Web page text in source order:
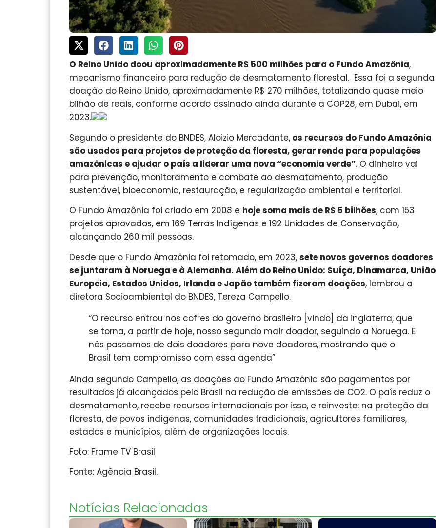
O Reino Unido doou aproximadamente R$ 500 milhões para o Fundo Amazônia,
mecanismo financeiro para redução de desmatamento florestal. Essa foi a segunda
doação do Reino Unido, aproximadamente R$ 270 milhões, totalizando quase meio
bilhão de reais, conforme acordo assinado ainda durante a COP28, em Dubai, em
2023.
Segundo o presidente do BNDES, Aloizio Mercadante, os recursos do Fundo Amazônia
são usados para projetos de proteção da floresta, gerar renda para populações
amazônicas e ajudar o país a liderar uma nova “economia verde”. O dinheiro vai
para prevenção, monitoramento e combate ao desmatamento, produção
sustentável, bioeconomia, restauração, e regularização ambiental e territorial.
O Fundo Amazônia foi criado em 2008 e hoje soma mais de R$ 5 bilhões, com 153
projetos aprovados, em 169 Terras Indígenas e 192 Unidades de Conservação,
alcançando 260 mil pessoas.
Desde que o Fundo Amazônia foi retomado, em 2023, sete novos governos doadores
se juntaram à Noruega e à Alemanha. Além do Reino Unido: Suíça, Dinamarca, União
Europeia, Estados Unidos, Irlanda e Japão também fizeram doações, lembrou a
diretora Socioambiental do BNDES, Tereza Campello.
“O recurso entrou nos cofres do governo brasileiro [vindo] da inglaterra, que
se torna, a partir de hoje, nosso segundo mair doador, seguindo a Noruega. E
nós passamos de dois doadores para nove doadores, mostrando que o
Brasil tem compromisso com essa agenda”
Ainda segundo Campello, as doações ao Fundo Amazônia são pagamentos por
resultados já alcançados pelo Brasil na redução de emissões de CO2. O país reduz o
desmatamento, recebe recursos internacionais por isso, e reinveste: na proteção da
floresta, de povos indígenas, comunidades tradicionais, agricultores familiares,
estados e municípios, além de organizações locais.
Foto: Frame TV Brasil
Fonte: Agência Brasil.
Notícias Relacionadas